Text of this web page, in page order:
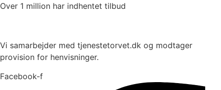
Over 1 million har indhentet tilbud
Vi samarbejder med tjenestetorvet.dk og modtager
provision for henvisninger.
Facebook-f